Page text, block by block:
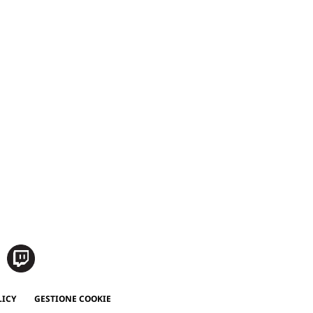
GESTIONE COOKIE